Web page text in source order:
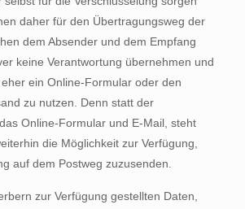
daher für den Übertragungsweg der
dem Absender und dem Empfang
keine Verantwortung übernehmen und
ein Online-Formular oder den
zu nutzen. Denn statt der
Online-Formular und E-Mail, steht
die Möglichkeit zur Verfügung,
auf dem Postweg zuzusenden.
zur Verfügung gestellten Daten,